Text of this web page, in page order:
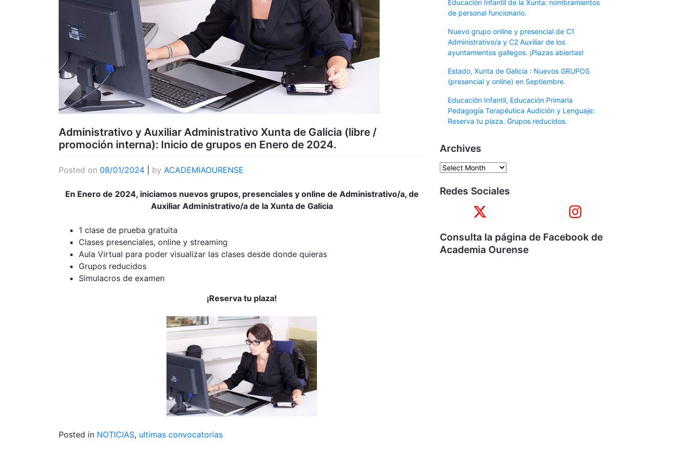
Administrativo y Auxiliar Administrativo Xunta de Galicia (libre /
promoción interna): Inicio de grupos en Enero de 2024.
Posted on 08/01/2024 by ACADEMIAOURENSE
En Enero de 2024, iniciamos nuevos grupos, presenciales y online de Administrativo/a, de
Auxiliar Administrativo/a de la Xunta de Galicia
1 clase de prueba gratuita
Clases presenciales, online y streaming
Aula Virtual para poder visualizar las clases desde donde quieras
Grupos reducidos
Simulacros de examen
¡Reserva tu plaza!
Posted in NOTICIAS, ultimas convocatorias
Educación Infantil de la Xunta: nombramientos
de personal funcionario.
Nuevo grupo online y presencial de C1
Administrativo/a y C2 Auxiliar de los
ayuntamientos gallegos. ¡Plazas abiertas!
Estado, Xunta de Galicia : Nuevos GRUPOS
(presencial y online) en Septiembre.
Educación Infantil, Educación Primaria
Pedagogía Terapéutica Audición y Lenguaje:
Reserva tu plaza. Grupos reducidos.
Archives
Archives
Redes Sociales
Consulta la página de Facebook de
Academia Ourense